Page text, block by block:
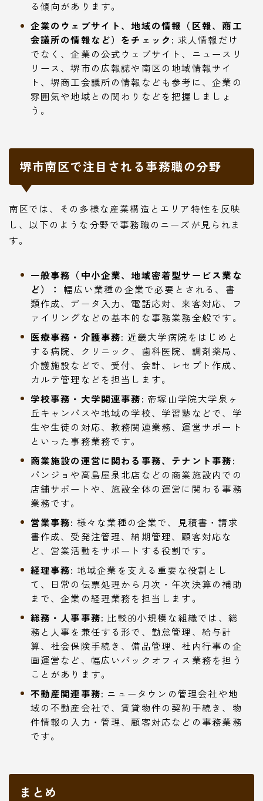
る傾向があります。
企業のウェブサイト、地域の情報（区報、商工
会議所の情報など）をチェック: 求人情報だけ
でなく、企業の公式ウェブサイト、ニュースリ
リース、堺市の広報誌や南区の地域情報サイ
ト、堺商工会議所の情報なども参考に、企業の
雰囲気や地域との関わりなどを把握しましょ
う。
堺市南区で注目される事務職の分野
南区では、その多様な産業構造とエリア特性を反映
し、以下のような分野で事務職のニーズが見られま
す。
一般事務（中小企業、地域密着型サービス業な
ど）：
幅広い業種の企業で必要とされる、書
類作成、データ入力、電話応対、来客対応、フ
ァイリングなどの基本的な事務業務全般です。
医療事務・介護事務: 近畿大学病院をはじめと
する病院、クリニック、歯科医院、調剤薬局、
介護施設などで、受付、会計、レセプト作成、
カルテ管理などを担当します。
学校事務・大学関連事務: 帝塚山学院大学泉ヶ
丘キャンパスや地域の学校、学習塾などで、学
生や生徒の対応、教務関連業務、運営サポート
といった事務業務です。
商業施設の運営に関わる事務、テナント事務:
パンジョや高島屋泉北店などの商業施設内での
店舗サポートや、施設全体の運営に関わる事務
業務です。
営業事務: 様々な業種の企業で、見積書・請求
書作成、受発注管理、納期管理、顧客対応な
ど、営業活動をサポートする役割です。
経理事務: 地域企業を支える重要な役割とし
て、日常の伝票処理から月次・年次決算の補助
まで、企業の経理業務を担当します。
総務・人事事務: 比較的小規模な組織では、総
務と人事を兼任する形で、勤怠管理、給与計
算、社会保険手続き、備品管理、社内行事の企
画運営など、幅広いバックオフィス業務を担う
ことがあります。
不動産関連事務: ニュータウンの管理会社や地
域の不動産会社で、賃貸物件の契約手続き、物
件情報の入力・管理、顧客対応などの事務業務
です。
まとめ